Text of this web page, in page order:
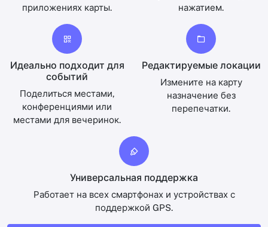
приложениях карты.
нажатием.
Идеально подходит для
событий
Поделиться местами,
конференциями или
местами для вечеринок.
Редактируемые локации
Измените на карту
назначение без
перепечатки.
Универсальная поддержка
Работает на всех смартфонах и устройствах с
поддержкой GPS.